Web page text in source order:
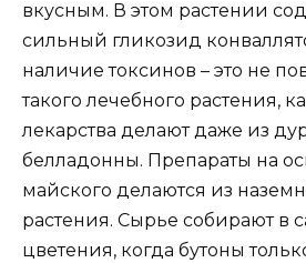
вкусным. В этом растении
сильный гликозид
наличие токсинов – это не
такого лечебного растения,
лекарства делают даже из
белладонны. Препараты на
майского делаются из
растения. Сырье собирают в
цветения, когда бутоны